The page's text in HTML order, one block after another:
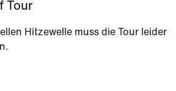
Tour
Hitzewelle muss die Tour leider